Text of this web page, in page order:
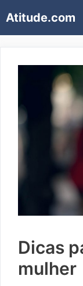
para
o
Atitude.com
Dicas
mulher